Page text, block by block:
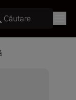
Căutare